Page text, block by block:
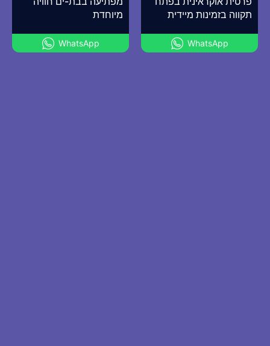
תקווה בזמינות מיידית
WhatsApp
מיוחדת
WhatsApp